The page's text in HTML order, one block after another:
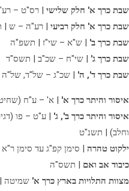
שבת כרך א' חלק שלישי | רס"ט –
שבת כרך א' חלק רביעי | רע"ה – ש |
שבת כרך ב' | ש"א – שי"ז | תשפ"ה
שבת כרך ג' | שי"ח – שכ"ב | תשס"ד
שבת כרך ד', ה' | שכ"ג – של"ד,
איסור והיתר כרך א' | א' – ע"ח
איסור והיתר כרך ב', ג' | ע"ט – פו
וחלב) | תשנ"ט
ילקוט טהרה | סימן קפ"ג עד סימן
כיבוד אב ואם | תשס"ה
מצוות התלויות בארץ כרך א' שמיטה